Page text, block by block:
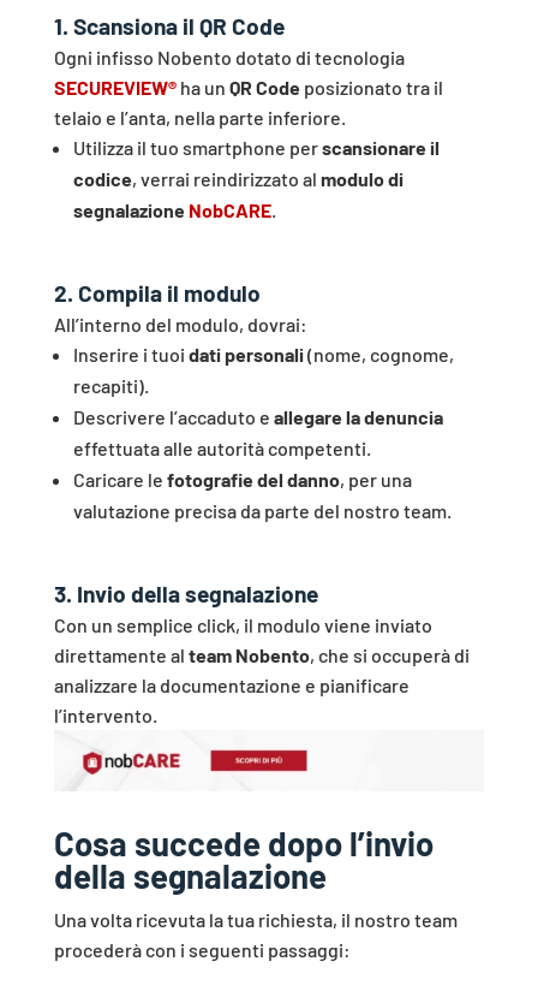
1️. Scansiona il QR Code
Ogni infisso Nobento dotato di tecnologia
SECUREVIEW®ha un QR Codeposizionato tra il
telaio e l’anta, nella parte inferiore.
Utilizza il tuo smartphone perscansionare il
codice, verrai reindirizzato al modulo di
segnalazione NobCARE.
2️. Compila il modulo
All’interno del modulo, dovrai:
Inserire i tuoi dati personali(nome, cognome,
recapiti).
Descrivere l’accaduto e allegare la denuncia
effettuata alle autorità competenti.
Caricare le fotografie del danno, per una
valutazione precisa da parte del nostro team.
3️. Invio della segnalazione
Con un semplice click, il modulo viene inviato
direttamente al team Nobento, che si occuperà di
analizzare la documentazione e pianificare
l’intervento.
Cosa succede dopo l’invio
della segnalazione
Una volta ricevuta la tua richiesta, il nostro team
procederà con i seguenti passaggi: